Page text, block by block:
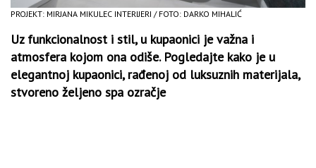
PROJEKT: MIRJANA MIKULEC INTERIJERI / FOTO: DARKO MIHALIĆ
Uz funkcionalnost i stil, u kupaonici je važna i
atmosfera kojom ona odiše. Pogledajte kako je u
elegantnoj kupaonici, rađenoj od luksuznih materijala,
stvoreno željeno spa ozračje